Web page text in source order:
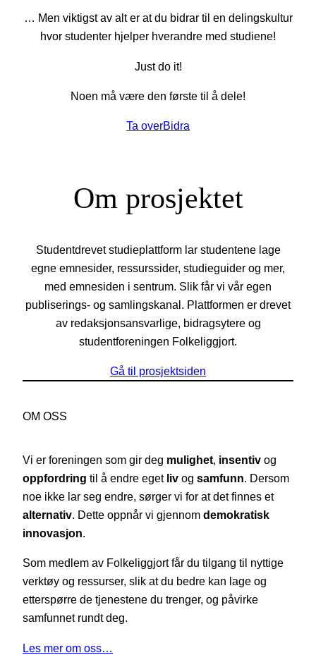
… Men viktigst av alt er at du bidrar til en delingskultur
hvor studenter hjelper hverandre med studiene!
Just do it!
Noen må være den første til å dele!
Ta overBidra
Om prosjektet
Studentdrevet studieplattform lar studentene lage
egne emnesider, ressurssider, studieguider og mer,
med emnesiden i sentrum. Slik får vi vår egen
publiserings- og samlingskanal. Plattformen er drevet
av redaksjonsansvarlige, bidragsytere og
studentforeningen Folkeliggjort.
Gå til prosjektsiden
OM OSS
Vi er foreningen som gir deg mulighet, insentiv og
oppfordring til å endre eget liv og samfunn. Dersom
noe ikke lar seg endre, sørger vi for at det finnes et
alternativ. Dette oppnår vi gjennom demokratisk
innovasjon.
Som medlem av Folkeliggjort får du tilgang til nyttige
verktøy og ressurser, slik at du bedre kan lage og
etterspørre de tjenestene du trenger, og påvirke
samfunnet rundt deg.
Les mer om oss…